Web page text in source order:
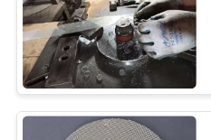
絡
し
な
さ